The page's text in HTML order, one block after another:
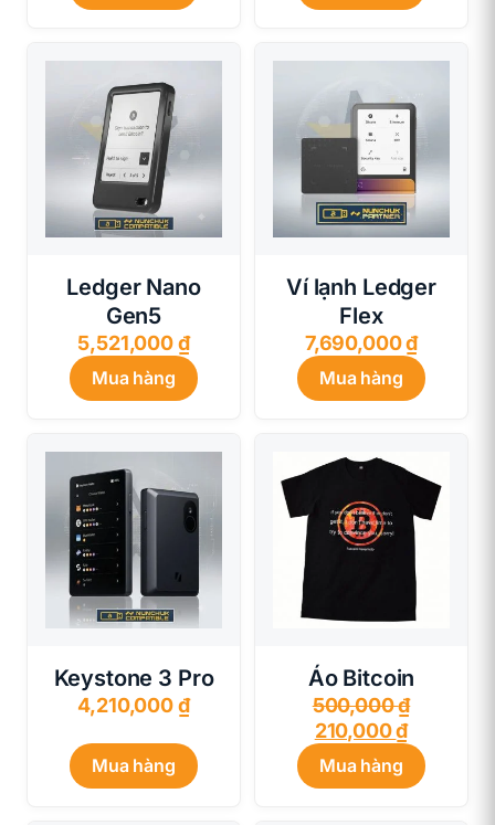
Ledger Nano
Gen5
5,521,000₫
Mua hàng
Ví lạnh Ledger
Flex
7,690,000₫
Mua hàng
Keystone 3 Pro
4,210,000₫
Mua hàng
Áo Bitcoin
500,000₫Giá
là:
500,000
210,000₫Giá
hiện
tại
Mua hàng